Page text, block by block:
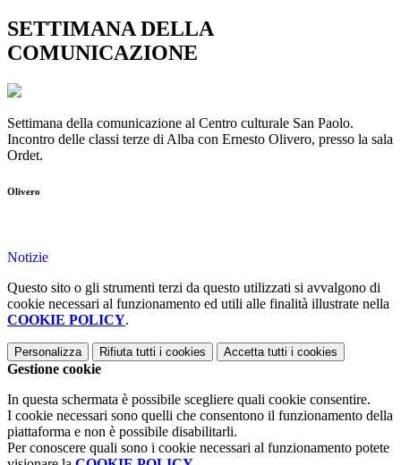
SETTIMANA DELLA
COMUNICAZIONE
Settimana della comunicazione al Centro culturale San Paolo.
Incontro delle classi terze di Alba con Ernesto Olivero, presso la sala
Ordet.
Olivero
Notizie
Questo sito o gli strumenti terzi da questo utilizzati si avvalgono di
cookie necessari al funzionamento ed utili alle finalità illustrate nella
COOKIE POLICY.
Personalizza Rifiuta tutti i cookies Accetta tutti i cookies
Gestione cookie
In questa schermata è possibile scegliere quali cookie consentire.
I cookie necessari sono quelli che consentono il funzionamento della
piattaforma e non è possibile disabilitarli.
Per conoscere quali sono i cookie necessari al funzionamento potete